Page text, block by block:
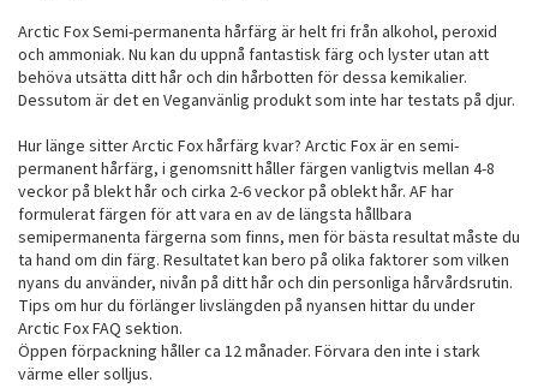
Arctic Fox Semi-permanenta hårfärg är helt fri från alkohol, peroxid
och ammoniak. Nu kan du uppnå fantastisk färg och lyster utan att
behöva utsätta ditt hår och din hårbotten för dessa kemikalier.
Dessutom är det en Veganvänlig produkt som inte har testats på djur.
Hur länge sitter Arctic Fox hårfärg kvar? Arctic Fox är en semi-
permanent hårfärg, i genomsnitt håller färgen vanligtvis mellan 4-8
veckor på blekt hår och cirka 2-6 veckor på oblekt hår. AF har
formulerat färgen för att vara en av de längsta hållbara
semipermanenta färgerna som finns, men för bästa resultat måste du
ta hand om din färg. Resultatet kan bero på olika faktorer som vilken
nyans du använder, nivån på ditt hår och din personliga hårvårdsrutin.
Tips om hur du förlänger livslängden på nyansen hittar du under
Arctic Fox FAQ sektion.
Öppen förpackning håller ca 12 månader. Förvara den inte i stark
värme eller solljus.